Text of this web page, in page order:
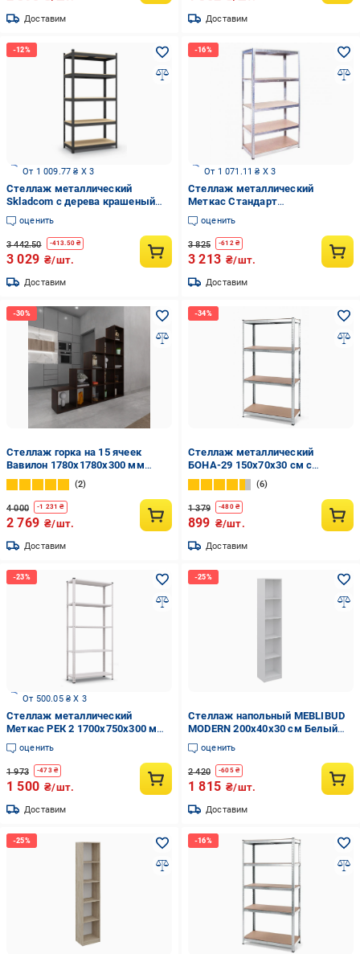
Доставим Доставим
От 1 009.77 ₴ X 3
Стеллаж металлический
Skladcom с дерева крашеный
180x90x50 см 175 кг/полку 5
полок (FD-24)
оценить
3 442.50 -413.50 ₴
3 029 ₴/шт.
Доставим
От 1 071.11 ₴ X 3
Стеллаж металлический
Меткас Стандарт
1950x1200x400 мм 250 кг/полку
ДСП/МДФ (СТ-16)
оценить
3 825 -612₴
3 213 ₴/шт.
Доставим
Стеллаж горка на 15 ячеек
Вавилон 1780х1780х300 мм
Венге
2
4 000 -1 231 ₴
2 769 ₴/шт.
Доставим
Стеллаж металлический
БОНА-29 150х70х30 см с
оцинкованным покрытием на 4
полки с МДФ (29)
6
1 379 -480₴
899 ₴/шт.
Доставим
От 500.05 ₴ X 3
Стеллаж металлический
Меткас РЕК 2 1700x750x300 мм
35 кг/полку (РЕК 2)
оценить
1 973 -473₴
1 500 ₴/шт.
Доставим
Стеллаж напольный MEBLIBUD
MODERN 200х40х30 см Белый
(34380220)
оценить
2 420 -605₴
1 815 ₴/шт.
Доставим